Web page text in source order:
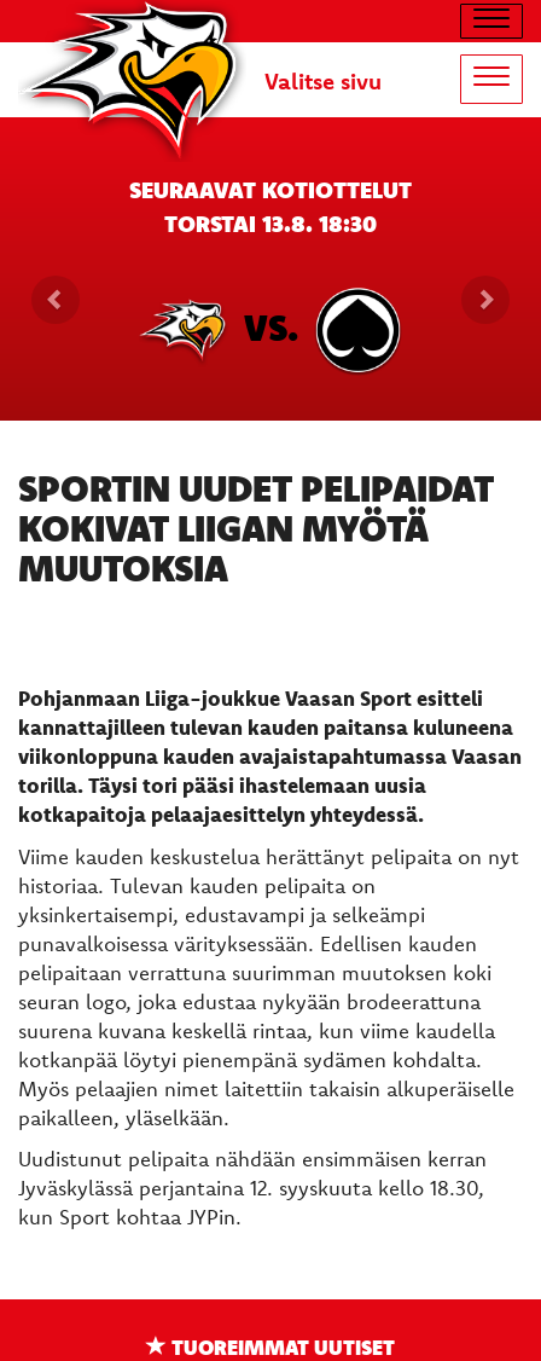
Valitse sivu
SEURAAVAT KOTIOTTELUT
TORSTAI 13.8. 18:30
VS.
SPORTIN UUDET PELIPAIDAT
KOKIVAT LIIGAN MYÖTÄ
MUUTOKSIA
Pohjanmaan Liiga-joukkue Vaasan Sport esitteli
kannattajilleen tulevan kauden paitansa kuluneena
viikonloppuna kauden avajaistapahtumassa Vaasan
torilla. Täysi tori pääsi ihastelemaan uusia
kotkapaitoja pelaajaesittelyn yhteydessä.
Viime kauden keskustelua herättänyt pelipaita on nyt
historiaa. Tulevan kauden pelipaita on
yksinkertaisempi, edustavampi ja selkeämpi
punavalkoisessa värityksessään. Edellisen kauden
pelipaitaan verrattuna suurimman muutoksen koki
seuran logo, joka edustaa nykyään brodeerattuna
suurena kuvana keskellä rintaa, kun viime kaudella
kotkanpää löytyi pienempänä sydämen kohdalta.
Myös pelaajien nimet laitettiin takaisin alkuperäiselle
paikalleen, yläselkään.
Uudistunut pelipaita nähdään ensimmäisen kerran
Jyväskylässä perjantaina 12. syyskuuta kello 18.30,
kun Sport kohtaa JYPin.
TUOREIMMAT UUTISET